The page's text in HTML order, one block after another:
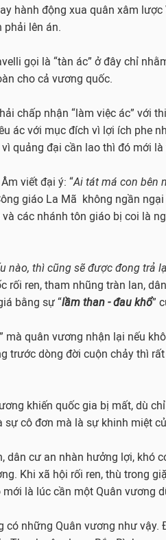
hành động xua quân xâm
phải lên án.
gọi là “tàn ác” ở đây chỉ
cho cả vương quốc.
chấp nhận “làm việc ác” với
ác với mục đích vì lợi ích phe
quảng đại cần lao thì đó mới là
viết đại ý: “Ai tát má con bên
giáo La Mã không ngần
các nhánh tôn giáo bị coi là
nào, thì cũng sẽ được đong trả
rối ren, tham nhũng tràn lan,
bằng sự “lầm than - đau khổ”
mà quân vương nhận lại nếu
trước dòng đời cuộn chảy thì
khiến quốc gia bị mất, dù
sự cô đơn mà là sự khinh miệt
dân cư an nhàn hưởng lợi, khó
Khi xã hội rối ren, thù trong
là lúc cần một Quân vương
có những Quân vương như vậy.